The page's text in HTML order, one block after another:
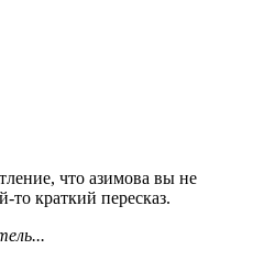
что азимова вы не
то краткий пересказ.